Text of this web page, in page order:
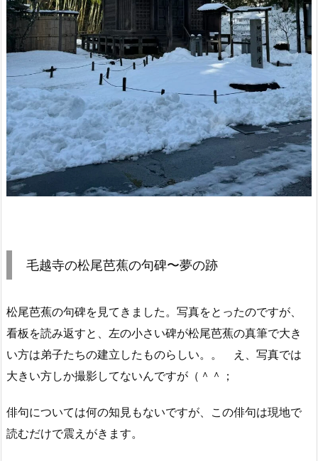
毛越寺の松尾芭蕉の句碑〜夢の跡
松尾芭蕉の句碑を見てきました。写真をとったのですが、
看板を読み返すと、左の小さい碑が松尾芭蕉の真筆で大き
い方は弟子たちの建立したものらしい。。 え、写真では
大きい方しか撮影してないんですが（＾＾；
俳句については何の知見もないですが、この俳句は現地で
読むだけで震えがきます。